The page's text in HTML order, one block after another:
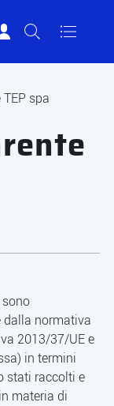
spa
normativa
2013/37/UE e
in termini
stati raccolti e
materia di